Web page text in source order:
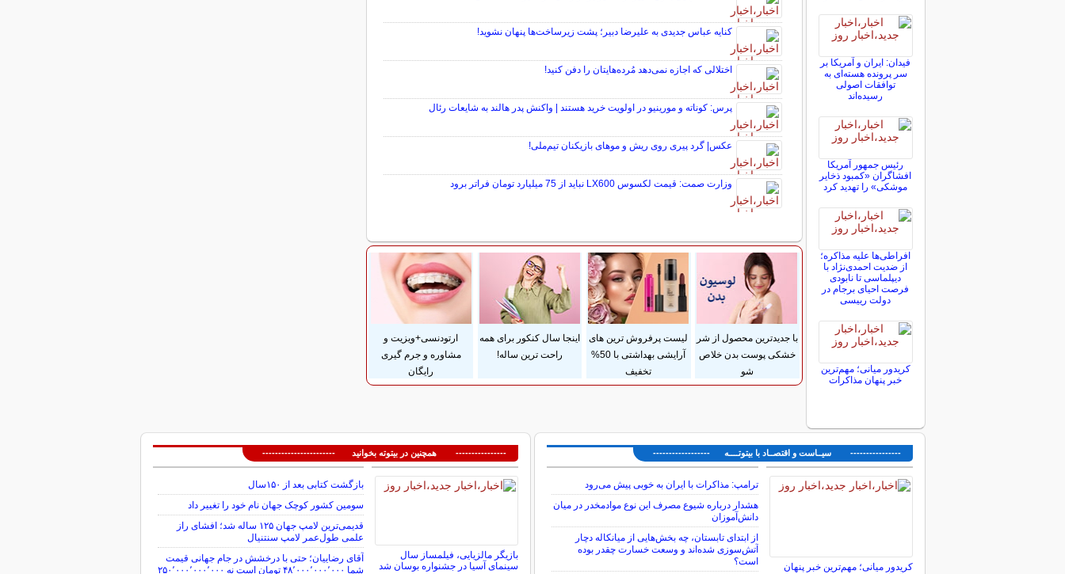
کنایه عباس جدیدی به علیرضا دبیر؛ پشت زیرساخت‌ها پنهان نشوید!
اختلالی که اجازه نمی‌دهد مُرده‌هایتان را دفن کنید!
پرس: کوناته و مورینیو در اولویت خرید هستند | واکنش پدر هالند به شایعات رئال
عکس| گرد پیری روی ریش و موهای بازیکنان تیم‌ملی!
وزارت صمت: قیمت لکسوس LX600 نباید از 75 میلیارد تومان فراتر برود
سایر خبرهای داغ
با جدیدترین محصول از شر
خشکی پوست بدن خلاص
شو
لیست پرفروش ترین های
آرایشی بهداشتی با 50%
تخفیف
اینجا سال کنکور برای همه
راحت ترین ساله!
ارتودنسی+ویزیت و
مشاوره و جرم گیری
رایگان
فیدان: ایران و آمریکا بر
سر پرونده هسته‌ای به
توافقات اصولی
رسیده‌اند
رئیس جمهور آمریکا
افشاگران «کمبود ذخایر
موشکی» را تهدید کرد
افراطی‌ها علیه مذاکره؛
از ضدیت احمدی‌نژاد با
دیپلماسی تا نابودی
فرصت احیای برجام در
دولت رییسی
کریدور میانی؛ مهم‌ترین
خبر پنهان مذاکرات
---------------- سیــاست و اقتصــاد با بیتوتــــه ------------------
کریدور میانی؛ مهم‌ترین خبر پنهان
ترامپ: مذاکرات با ایران به خوبی پیش می‌رود
هشدار درباره شیوع مصرف این نوع موادمخدر در میان
دانش‌آموزان
از ابتدای تابستان، چه بخش‌هایی از میانکاله دچار
آتش‌سوزی شده‌اند و وسعت خسارت چقدر بوده
است؟
---------------- همچنین در بیتوته بخوانید -----------------------
بازیگر مالزیایی، فیلمساز سال
سینمای آسیا در جشنواره بوسان شد
بازگشت کتابی بعد از ۱۵۰سال
سومین کشور کوچک جهان نام خود را تغییر داد
قدیمی‌ترین لامپ جهان ۱۲۵ ساله شد؛ افشای راز
علمی طول‌عمر لامپ سنتنیال
آقای رضاییان؛ حتی با درخشش در جام جهانی قیمت
شما ۴۸٬۰۰۰٬۰۰۰٬۰۰۰ تومان است نه ۲۵۰٬۰۰۰٬۰۰۰٬۰۰۰